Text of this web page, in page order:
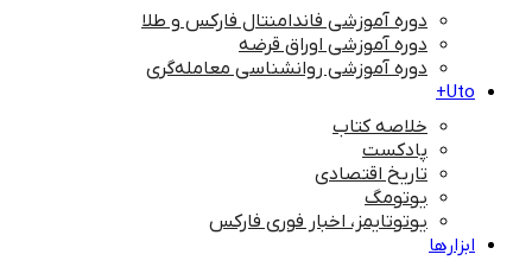
دوره آموزشی فاندامنتال فارکس و طلا
دوره آموزشی اوراق قرضه
دوره آموزشی روانشناسی معامله‌گری
Uto+
خلاصه کتاب
پادکست
تاریخ اقتصادی
یوتومگ
یوتوتایمز، اخبار فوری فارکس
ابزارها